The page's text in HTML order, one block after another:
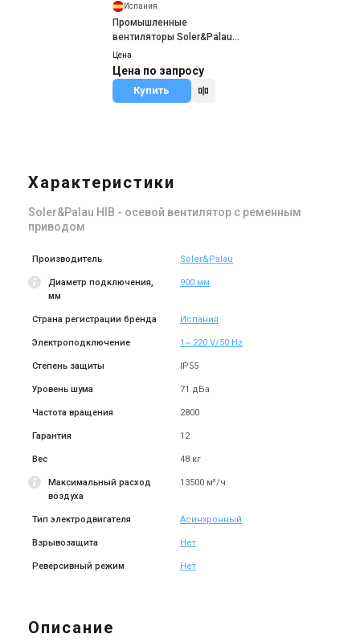
Испания
Промышленные
вентиляторы Soler&Palau
HIT
Цена
Цена по запросу
Купить
Характеристики
Soler&Palau HIB - осевой вентилятор с ременным
приводом
Производитель Soler&Palau
Диаметр подключения,
мм
900 мм
Страна регистрации бренда Испания
Электроподключение 1~ 220 V/50 Hz
Степень защиты IP55
Уровень шума 71 дБа
Частота вращения 2800
Гарантия 12
Вес 48 кг
Максимальный расход
воздуха
13500 м³/ч
Тип электродвигателя Асинхронный
Взрывозащита Нет
Реверсивный режим Нет
Описание